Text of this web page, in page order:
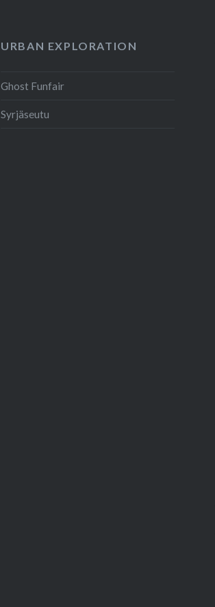
URBAN EXPLORATION
Ghost Funfair
Syrjäseutu